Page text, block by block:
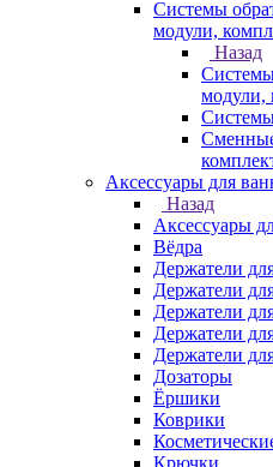
Системы
модули,
Назад
модули,
Аксессуары для
Назад
Аксессуары
Вёдра
Держатели
Держатели
Держатели
Держатели
Держатели
Дозаторы
Ёршики
Коврики
Крючки